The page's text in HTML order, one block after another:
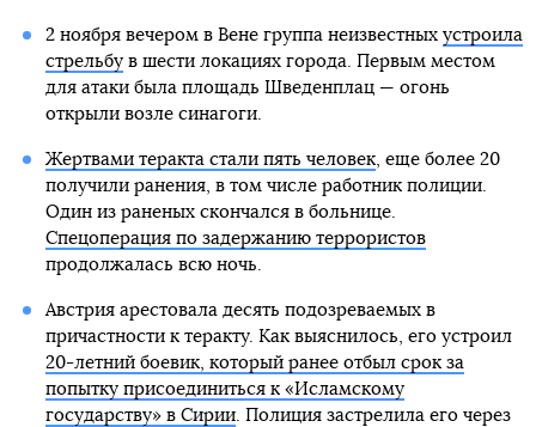
2 ноября вечером в Вене группа неизвестных устроила
стрельбув шести локациях города. Первым местом
для атаки была площадь Шведенплац — огонь
открыли возле синагоги.
Жертвами теракта стали пять человек, еще более 20
получили ранения, в том числе работник полиции.
Один из раненых скончался в больнице.
Спецоперация по задержанию террористов
продолжалась всю ночь.
Австрия арестовала десять подозреваемых в
причастности к теракту. Как выяснилось, его устроил
20-летний боевик, который ранее отбыл срок за
попытку присоединиться к «Исламскому
государству» в Сирии. Полиция застрелила его через